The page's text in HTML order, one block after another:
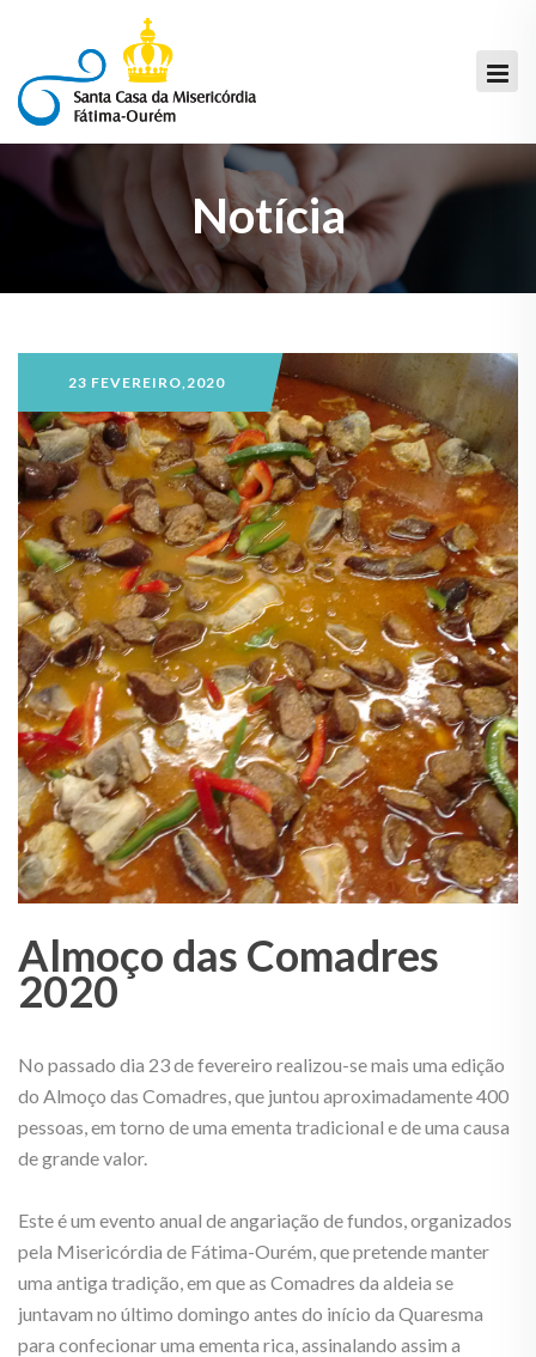
Notícia
23 FEVEREIRO,2020
Almoço das Comadres
2020
No passado dia 23 de fevereiro realizou-se mais uma edição
do Almoço das Comadres, que juntou aproximadamente 400
pessoas, em torno de uma ementa tradicional e de uma causa
de grande valor.
Este é um evento anual de angariação de fundos, organizados
pela Misericórdia de Fátima-Ourém, que pretende manter
uma antiga tradição, em que as Comadres da aldeia se
juntavam no último domingo antes do início da Quaresma
para confecionar uma ementa rica, assinalando assim a